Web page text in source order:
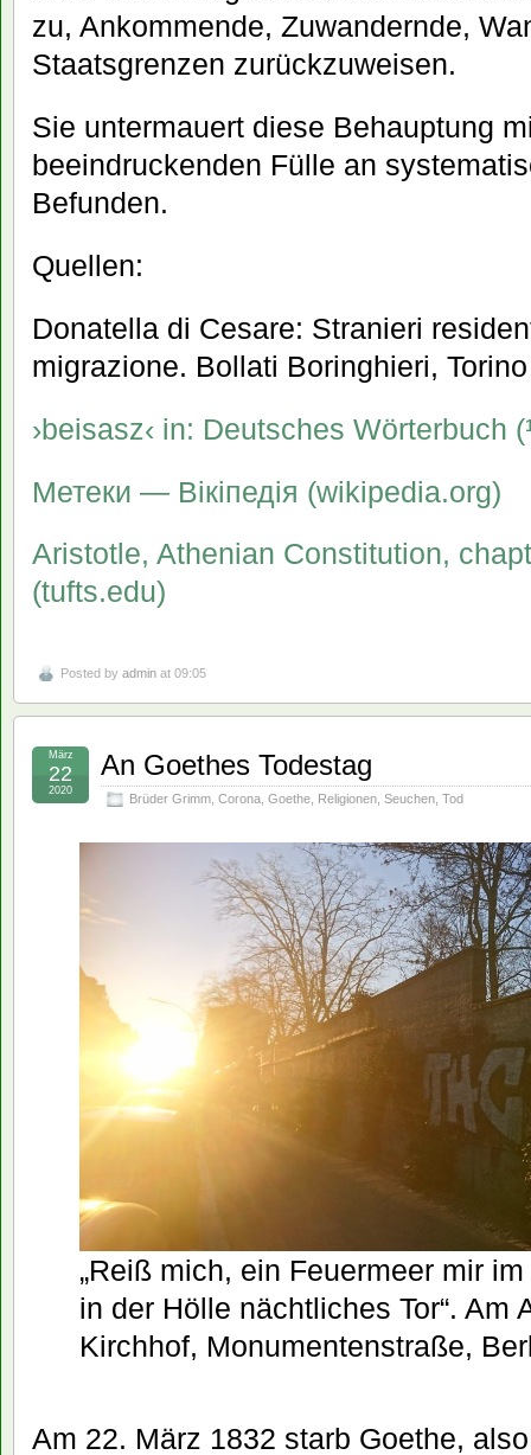
zu, Ankommende, Zuwandernde,
Staatsgrenzen zurückzuweisen.
Sie untermauert diese Behauptung
beeindruckenden Fülle an
Befunden.
Quellen:
Donatella di Cesare: Stranieri
migrazione. Bollati Boringhieri,
›beisasz‹ in: Deutsches Wörterbuch
Метеки — Вікіпедія (wikipedia.org)
Aristotle, Athenian Constitution,
(tufts.edu)
Posted by admin at 09:05
An Goethes Todestag
Brüder Grimm Corona Goethe Religionen Seuchen Tod
März
22
2020
„Reiß mich, ein Feuermeer mir
in der Hölle nächtliches Tor“. Am
Kirchhof, Monumentenstraße,
Am 22. März 1832 starb Goethe,